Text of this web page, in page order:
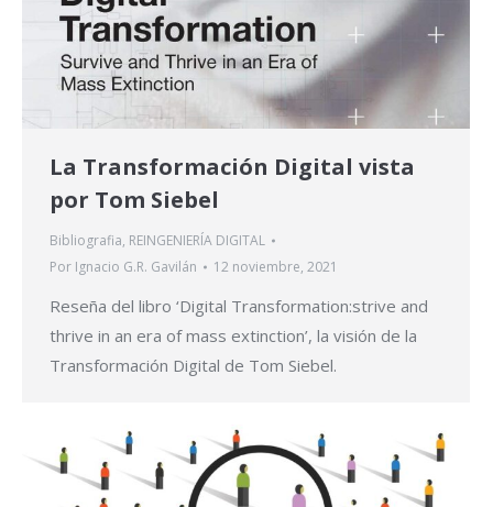
La Transformación Digital vista
por Tom Siebel
Bibliografia, REINGENIERÍA DIGITAL
Por Ignacio G.R. Gavilán 12 noviembre, 2021
Reseña del libro ‘Digital Transformation:strive and
thrive in an era of mass extinction’, la visión de la
Transformación Digital de Tom Siebel.